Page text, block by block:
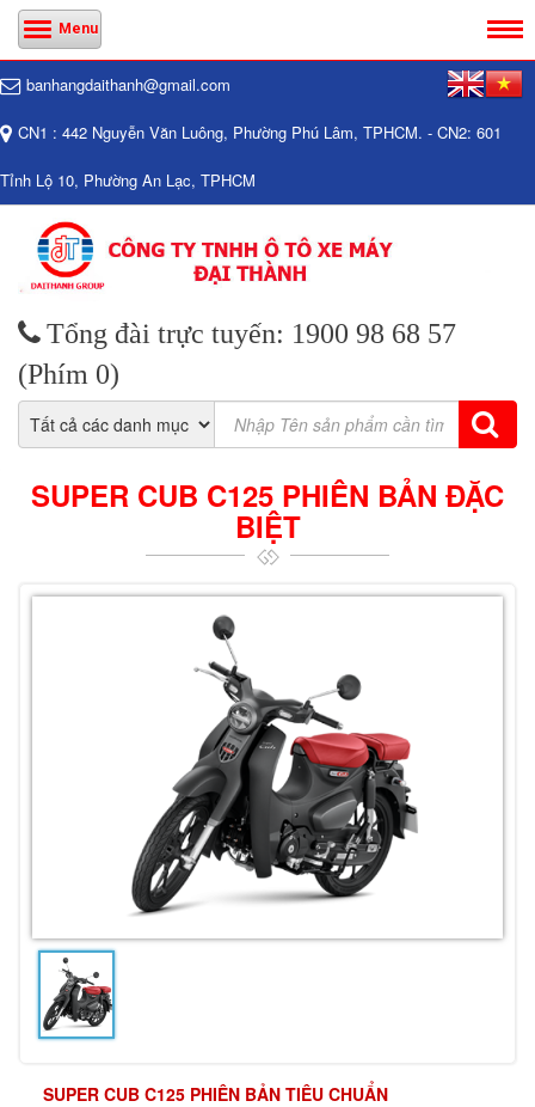
Menu
banhangdaithanh@gmail.com
CN1 : 442 Nguyễn Văn Luông, Phường Phú Lâm, TPHCM. - CN2: 601
Tỉnh Lộ 10, Phường An Lạc, TPHCM
Tổng đài trực tuyến: 1900 98 68 57
(Phím 0)
SUPER CUB C125 PHIÊN BẢN ĐẶC
BIỆT
SUPER CUB C125 PHIÊN BẢN TIÊU CHUẨN